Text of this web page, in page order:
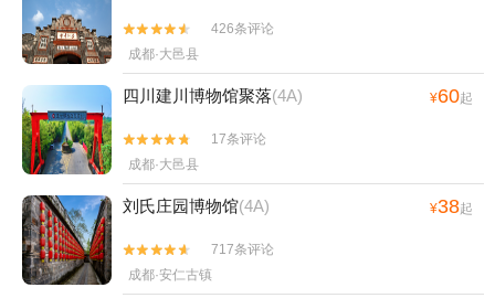


426条评论
成都·大邑县
四川建川博物馆聚落(4A) ¥60起


17条评论
成都·大邑县
刘氏庄园博物馆(4A) ¥38起


717条评论
成都·安仁古镇